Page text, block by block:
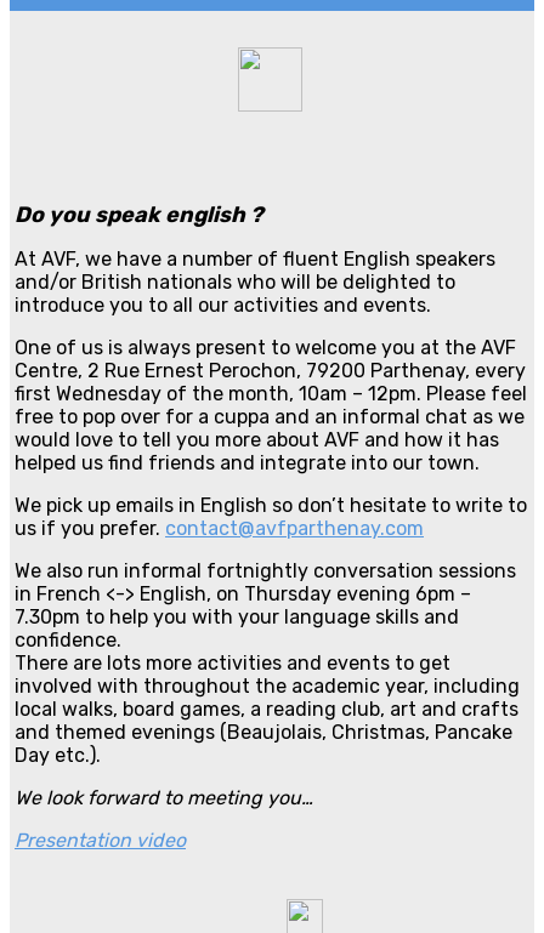
Do you speak english ?
At AVF, we have a number of fluent English speakers
and/or British nationals who will be delighted to
introduce you to all our activities and events.
One of us is always present to welcome you at the AVF
Centre, 2 Rue Ernest Perochon, 79200 Parthenay, every
first Wednesday of the month, 10am – 12pm. Please feel
free to pop over for a cuppa and an informal chat as we
would love to tell you more about AVF and how it has
helped us find friends and integrate into our town.
We pick up emails in English so don’t hesitate to write to
us if you prefer. contact@avfparthenay.com
We also run informal fortnightly conversation sessions
in French <-> English, on Thursday evening 6pm –
7.30pm to help you with your language skills and
confidence.
There are lots more activities and events to get
involved with throughout the academic year, including
local walks, board games, a reading club, art and crafts
and themed evenings (Beaujolais, Christmas, Pancake
Day etc.).
We look forward to meeting you…
Presentation video